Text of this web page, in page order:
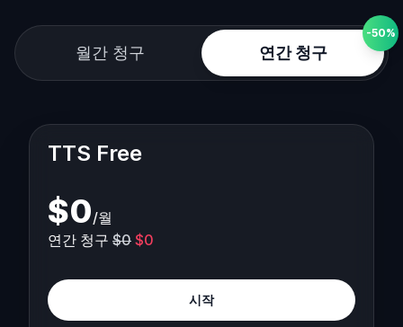
월간 청구 연간 청구
-50%
TTS Free
$0/월
연간 청구 $0 $0
시작